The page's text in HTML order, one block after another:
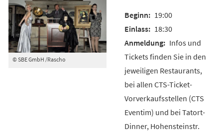
© SBE GmbH /Rascho
19:00
18:30
Infos und
Tickets finden Sie in den
jeweiligen Restaurants,
bei allen CTS-Ticket-
Vorverkaufsstellen (CTS
Eventim) und bei Tatort-
Dinner, Hohensteinstr.